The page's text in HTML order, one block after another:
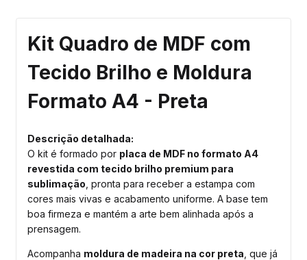
Kit Quadro de MDF com
Tecido Brilho e Moldura
Formato A4 - Preta
Descrição detalhada:
O kit é formado por placa de MDF no formato A4
revestida com tecido brilho premium para
sublimação , pronta para receber a estampa com
cores mais vivas e acabamento uniforme. A base tem
boa firmeza e mantém a arte bem alinhada após a
prensagem.
Acompanha moldura de madeira na cor preta , que já